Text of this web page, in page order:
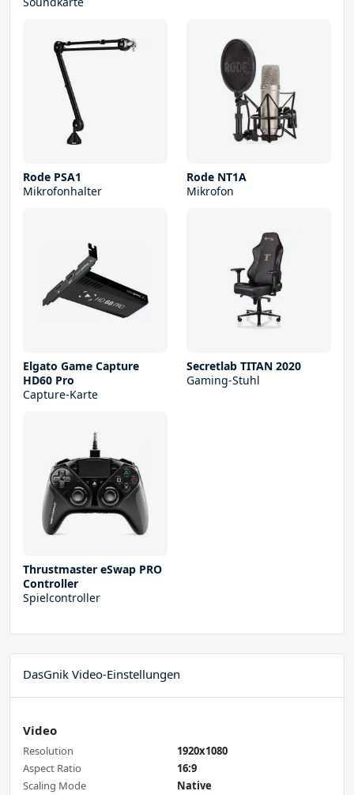
Rode PSA1
Mikrofonhalter
Rode NT1A
Mikrofon
Elgato Game Capture
HD60 Pro
Capture-Karte
Secretlab TITAN 2020
Gaming-Stuhl
Thrustmaster eSwap PRO
Controller
Spielcontroller
DasGnik Video-Einstellungen
Video
Resolution
1920x1080
Aspect Ratio
16:9
Scaling Mode
Native